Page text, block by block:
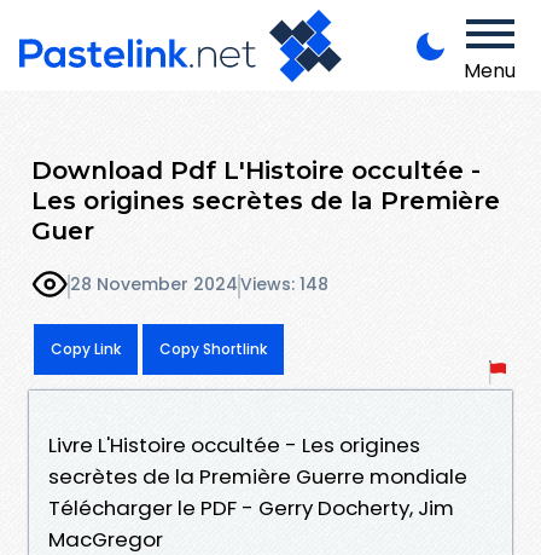
Menu
Download Pdf L'Histoire occultée -
Les origines secrètes de la Première
Guer
28 November 2024Views: 148
Copy Link Copy Shortlink
Livre L'Histoire occultée - Les origines
secrètes de la Première Guerre mondiale
Télécharger le PDF - Gerry Docherty, Jim
MacGregor